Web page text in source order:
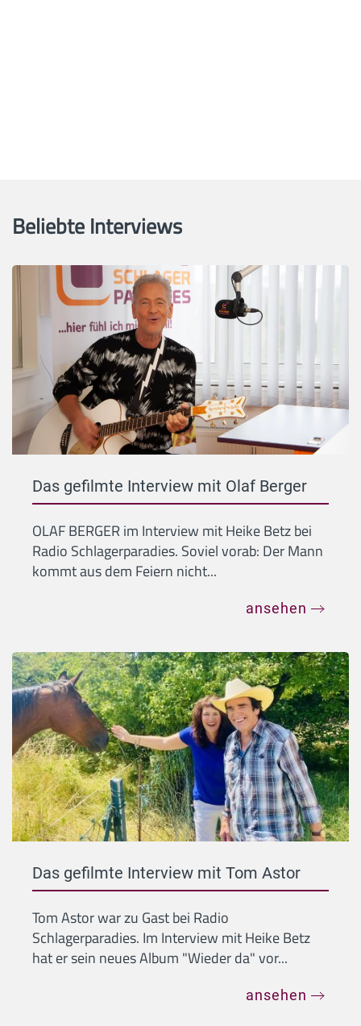
Beliebte Interviews
Das gefilmte Interview mit Olaf Berger
OLAF BERGER im Interview mit Heike Betz bei
Radio Schlagerparadies. Soviel vorab: Der Mann
kommt aus dem Feiern nicht...
ansehen
Das gefilmte Interview mit Tom Astor
Tom Astor war zu Gast bei Radio
Schlagerparadies. Im Interview mit Heike Betz
hat er sein neues Album "Wieder da" vor...
ansehen